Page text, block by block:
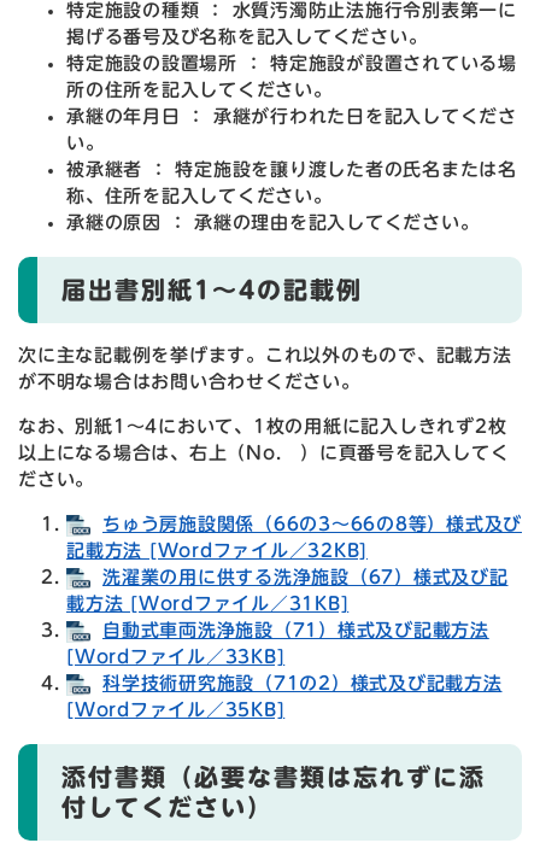
特定施設の種類 ： 水質汚濁防止法施行令別表第一に
掲げる番号及び名称を記入してください。
特定施設の設置場所 ： 特定施設が設置されている場
所の住所を記入してください。
承継の年月日 ： 承継が行われた日を記入してくださ
い。
被承継者 ： 特定施設を譲り渡した者の氏名または名
称、住所を記入してください。
承継の原因 ： 承継の理由を記入してください。
届出書別紙1～4の記載例
次に主な記載例を挙げます。これ以外のもので、記載方法
が不明な場合はお問い合わせください。
なお、別紙1～4において、1枚の用紙に記入しきれず2枚
以上になる場合は、右上（No. ）に頁番号を記入してく
ださい。
ちゅう房施設関係（66の3～66の8等）様式及び
記載方法 [Wordファイル／32KB]
洗濯業の用に供する洗浄施設（67）様式及び記
載方法 [Wordファイル／31KB]
自動式車両洗浄施設（71）様式及び記載方法
[Wordファイル／33KB]
科学技術研究施設（71の2）様式及び記載方法
[Wordファイル／35KB]
添付書類（必要な書類は忘れずに添
付してください）